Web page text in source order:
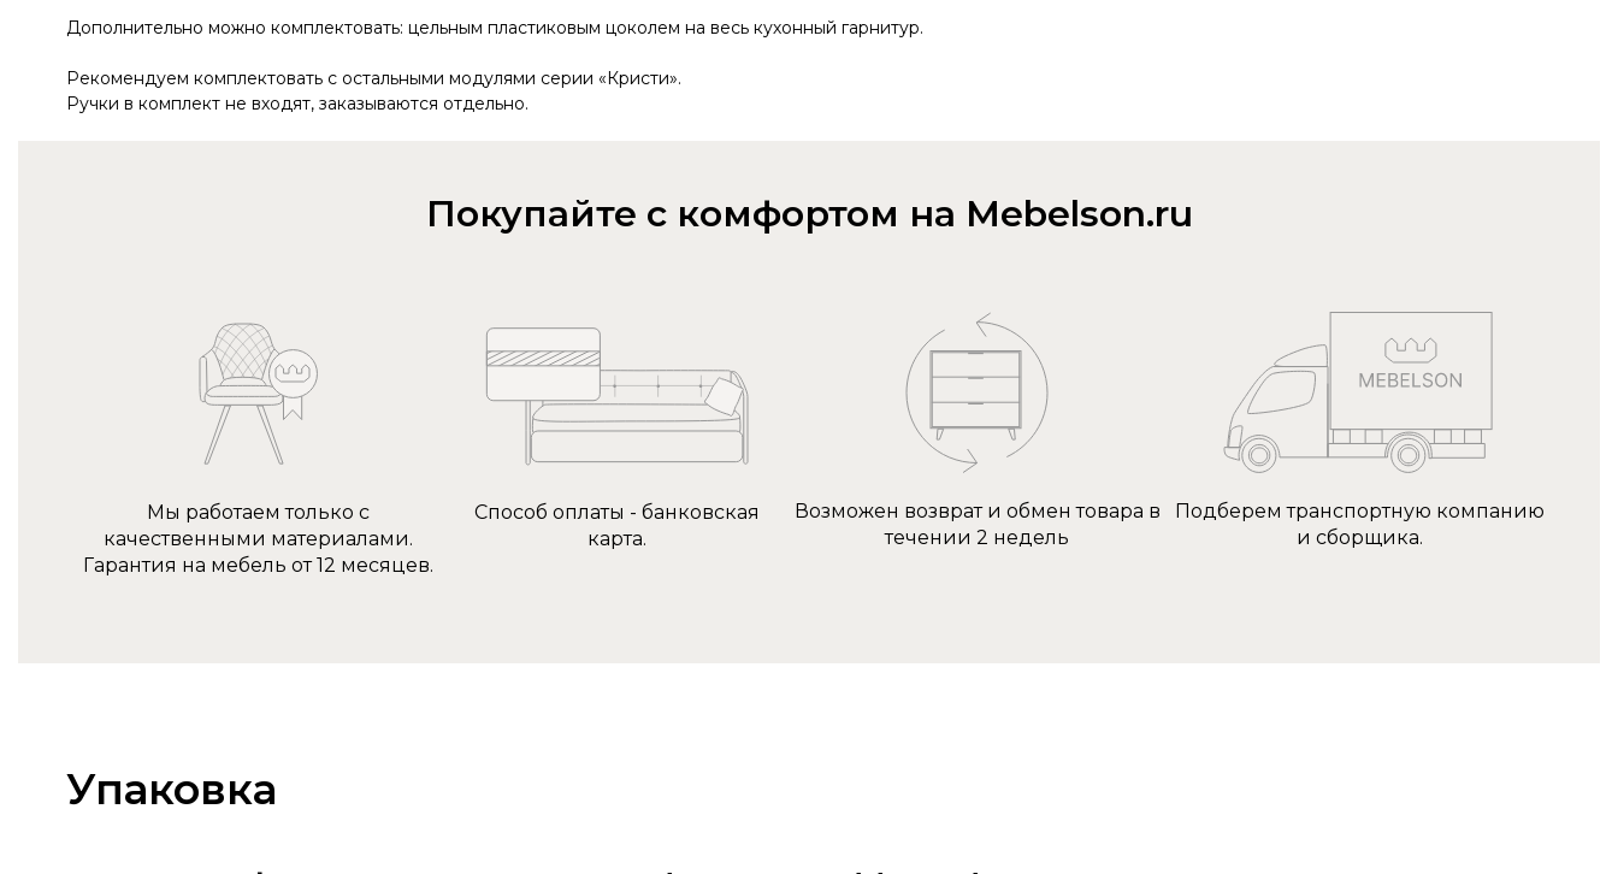
Дополнительно можно комплектовать: цельным пластиковым цоколем на весь кухонный гарнитур.
Рекомендуем комплектовать с остальными модулями серии «Кристи».
Ручки в комплект не входят, заказываются отдельно.
Покупайте с комфортом на Mebelson.ru
Мы работаем только с
качественными материалами.
Гарантия на мебель от 12 месяцев.
Способ оплаты - банковская
карта.
Возможен возврат и обмен товара в
течении 2 недель
Подберем транспортную компанию
и сборщика.
Упаковка